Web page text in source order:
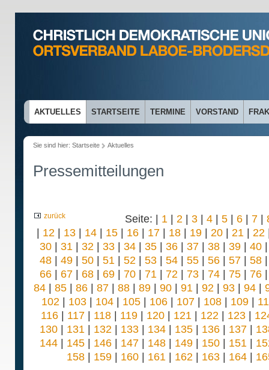
AKTUELLES STARTSEITE TERMINE VORSTAND
Sie sind hier: Startseite Aktuelles
Pressemitteilungen
zurück Seite: | 1 | 2 | 3 | 4 | 5 | 6 | 7 |
| 12 | 13| 14| 15| 16| 17| 18| 19| 20| 21 | 22
30| 31 | 32 | 33| 34| 35| 36| 37| 38| 39| 40
48| 49| 50| 51 | 52 | 53| 54| 55| 56| 57| 58
66| 67| 68| 69| 70| 71 | 72 | 73| 74| 75| 76
84| 85| 86| 87| 88| 89| 90| 91 | 92 | 93| 94|
102 | 103 | 104 | 105 | 106 | 107 | 108 | 109 |
116| 117| 118| 119| 120| 121 | 122 | 123|
130| 131 | 132 | 133| 134| 135| 136| 137|
144| 145| 146| 147| 148| 149| 150| 151 |
158| 159| 160| 161 | 162 | 163| 164|